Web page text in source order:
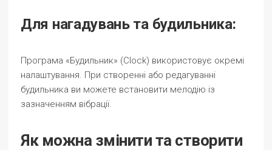
Для нагадувань та будильника:
Програма «Будильник» (Clock) використовує окремі
налаштування. При створенні або редагуванні
будильника ви можете встановити мелодію із
зазначенням вібрації.
Як можна змінити та створити